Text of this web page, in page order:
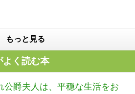
もっと見る
よく読む本
公爵夫人は、平穏な生活をお